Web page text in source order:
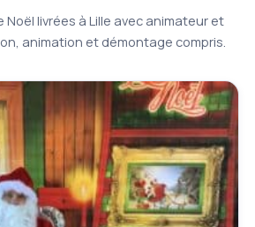
Noël livrées à Lille avec animateur et
animation et démontage compris.